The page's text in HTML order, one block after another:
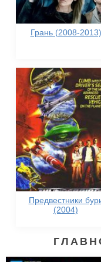
Грань (2008-2013)
Предвестники
(2004)